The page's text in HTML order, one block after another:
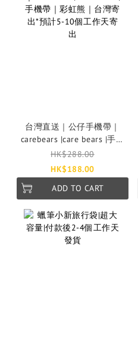
台灣直送｜公仔手機帶｜
carebears |care bears |手機
帶｜彩虹熊｜台灣寄出*預計
5-10個工作天寄出
HK$288.00
HK$188.00
ADD TO CART